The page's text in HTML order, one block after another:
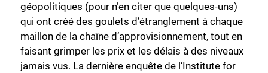
géopolitiques (pour n’en citer que quelques-uns)
qui ont créé des goulets d’étranglement à chaque
maillon de la chaîne d’approvisionnement, tout en
faisant grimper les prix et les délais à des niveaux
jamais vus. La dernière enquête de l’Institute for